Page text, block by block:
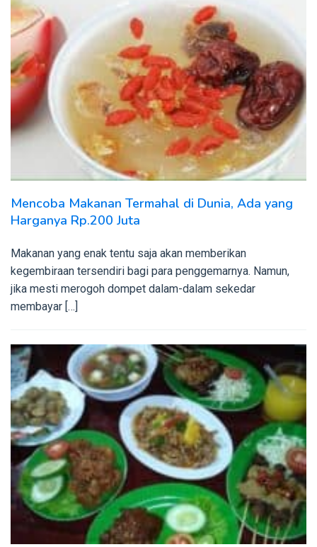
Mencoba Makanan Termahal di Dunia, Ada yang
Harganya Rp.200 Juta
Makanan yang enak tentu saja akan memberikan
kegembiraan tersendiri bagi para penggemarnya. Namun,
jika mesti merogoh dompet dalam-dalam sekedar
membayar […]